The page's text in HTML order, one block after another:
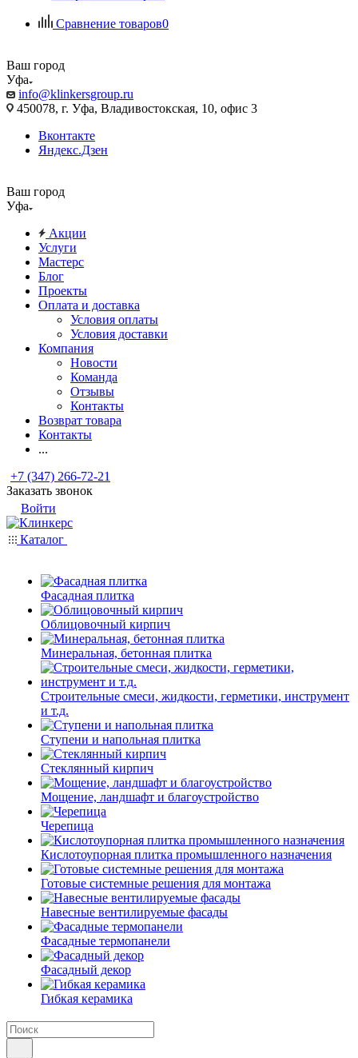
Сравнение товаров0
Ваш город
Уфа
info@klinkersgroup.ru
450078, г. Уфа, Владивостокская, 10, офис 3
Вконтакте
Яндекс.Дзен
Ваш город
Уфа
Акции
Услуги
Мастерс
Блог
Проекты
Оплата и доставка
Условия оплаты
Условия доставки
Компания
Новости
Команда
Отзывы
Контакты
Возврат товара
Контакты
...
+7 (347) 266-72-21
Заказать звонок
Войти
Каталог
Фасадная плитка
Облицовочный кирпич
Минеральная, бетонная плитка
Строительные смеси, жидкости, герметики, инструмент
и т.д.
Ступени и напольная плитка
Cтеклянный кирпич
Мощение, ландшафт и благоустройство
Черепица
Кислотоупорная плитка промышленного назначения
Готовые системные решения для монтажа
Навесные вентилируемые фасады
Фасадные термопанели
Фасадный декор
Гибкая керамика